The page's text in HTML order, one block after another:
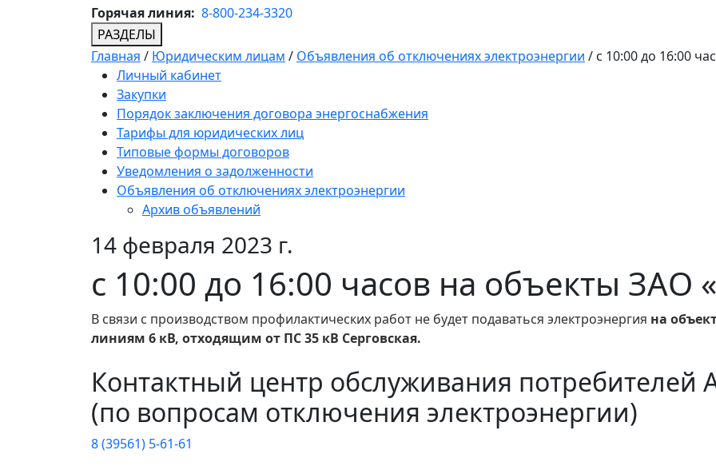
Горячая линия: 8-800-234-3320
РАЗДЕЛЫ
Главная / Юридическим лицам / Объявления об отключениях электроэнергии / с 10:00 до 16:00
Личный кабинет
Закупки
Порядок заключения договора энергоснабжения
Тарифы для юридических лиц
Типовые формы договоров
Уведомления о задолженности
Объявления об отключениях электроэнергии
Архив объявлений
14 февраля 2023 г.
с 10:00 до 16:00 часов на объекты ЗАО
В связи с производством профилактических работ не будет подаваться электроэнергия на
линиям 6 кВ, отходящим от ПС 35 кВ Серговская.
Контактный центр обслуживания потребителей
(по вопросам отключения электроэнергии)
8 (39561) 5-61-61